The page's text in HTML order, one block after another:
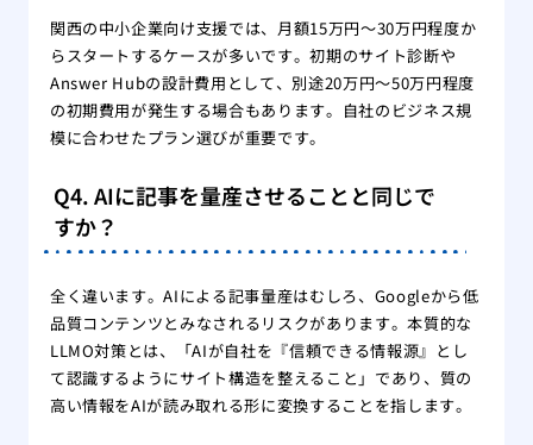
関西の中小企業向け支援では、月額15万円〜30万円程度か
らスタートするケースが多いです。初期のサイト診断や
Answer Hubの設計費用として、別途20万円〜50万円程度
の初期費用が発生する場合もあります。自社のビジネス規
模に合わせたプラン選びが重要です。
Q4. AIに記事を量産させることと同じで
すか？
全く違います。AIによる記事量産はむしろ、Googleから低
品質コンテンツとみなされるリスクがあります。本質的な
LLMO対策とは、「AIが自社を『信頼できる情報源』とし
て認識するようにサイト構造を整えること」であり、質の
高い情報をAIが読み取れる形に変換することを指します。